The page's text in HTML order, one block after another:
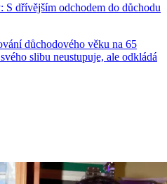
S dřívějším odchodem do důchodu
důchodového věku na 65
slibu neustupuje, ale odkládá